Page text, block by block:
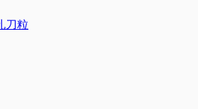
刀粒